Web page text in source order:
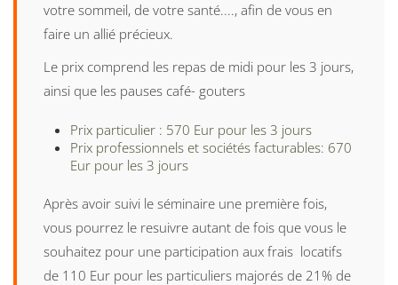
votre sommeil, de votre santé...., afin de vous en
faire un allié précieux.
Le prix comprend les repas de midi pour les 3 jours,
ainsi que les pauses café- gouters
Prix particulier : 570 Eur pour les 3 jours
Prix professionnels et sociétés facturables: 670
Eur pour les 3 jours
Après avoir suivi le séminaire une première fois,
vous pourrez le resuivre autant de fois que vous le
souhaitez pour une participation aux frais locatifs
de 110 Eur pour les particuliers majorés de 21% de